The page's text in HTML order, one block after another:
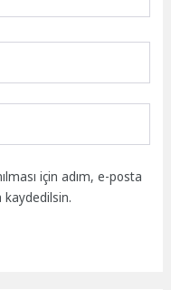
için adım, e-posta
kaydedilsin.